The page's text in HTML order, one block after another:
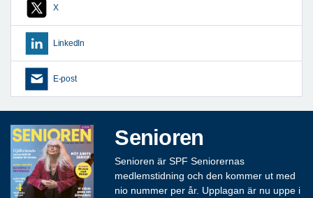
X
LinkedIn
E-post
Senioren
Senioren är SPF Seniorernas
medlemstidning och den kommer ut med
nio nummer per år. Upplagan är nu uppe i